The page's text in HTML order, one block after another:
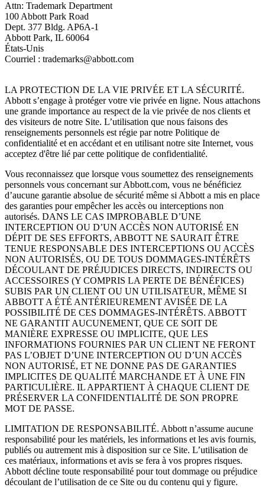
Attn: Trademark Department
100 Abbott Park Road
Dept. 377 Bldg. AP6A-1
Abbott Park, IL 60064
États-Unis
Courriel : trademarks@abbott.com
LA PROTECTION DE LA VIE PRIVÉE ET LA SÉCURITÉ.
Abbott s’engage à protéger votre vie privée en ligne. Nous attachons
une grande importance au respect de la vie privée de nos clients et
des visiteurs de notre Site. L’utilisation que nous faisons des
renseignements personnels est régie par notre Politique de
confidentialité et en accédant et en utilisant notre site Internet, vous
acceptez d'être lié par cette politique de confidentialité.
Vous reconnaissez que lorsque vous soumettez des renseignements
personnels vous concernant sur Abbott.com, vous ne bénéficiez
d’aucune garantie absolue de sécurité même si Abbott a mis en place
des garanties pour empêcher les accès ou interceptions non
autorisés. DANS LE CAS IMPROBABLE D’UNE
INTERCEPTION OU D’UN ACCÈS NON AUTORISÉ EN
DÉPIT DE SES EFFORTS, ABBOTT NE SAURAIT ÊTRE
TENUE RESPONSABLE DES INTERCEPTIONS OU ACCÈS
NON AUTORISÉS, OU DE TOUS DOMMAGES-INTÉRÊTS
DÉCOULANT DE PRÉJUDICES DIRECTS, INDIRECTS OU
ACCESSOIRES (Y COMPRIS LA PERTE DE BÉNÉFICES)
SUBIS PAR UN CLIENT OU UN UTILISATEUR, MÊME SI
ABBOTT A ÉTÉ ANTÉRIEUREMENT AVISÉE DE LA
POSSIBILITÉ DE CES DOMMAGES-INTÉRÊTS. ABBOTT
NE GARANTIT AUCUNEMENT, QUE CE SOIT DE
MANIÈRE EXPRESSE OU IMPLICITE, QUE LES
INFORMATIONS FOURNIES PAR UN CLIENT NE FERONT
PAS L’OBJET D’UNE INTERCEPTION OU D’UN ACCÈS
NON AUTORISÉ, ET NE DONNE PAS DE GARANTIES
IMPLICITES DE QUALITÉ MARCHANDE ET À UNE FIN
PARTICULIÈRE. IL APPARTIENT À CHAQUE CLIENT DE
PRÉSERVER LA CONFIDENTIALITÉ DE SON PROPRE
MOT DE PASSE.
LIMITATION DE RESPONSABILITÉ. Abbott n’assume aucune
responsabilité pour les matériels, les informations et les avis fournis,
publiés ou autrement mis à disposition sur ce Site. L’utilisation de
ces matériaux, informations et avis se fera à vos propres risques.
Abbott décline toute responsabilité pour tout dommage ou préjudice
découlant de l’utilisation de ce Site ou du contenu qui y figure.